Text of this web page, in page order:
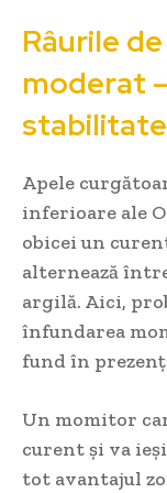
Râurile
moderat
Apele
inferioare ale
obicei un
alternează
argilă. Aici,
înfundarea
fund în
Un momitor
curent și va
tot avantajul